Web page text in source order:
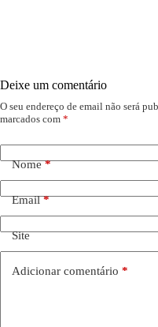
Deixe um comentário
O seu endereço de email não será
marcados com *
Nome*
Email*
Site
Adicionar comentário *